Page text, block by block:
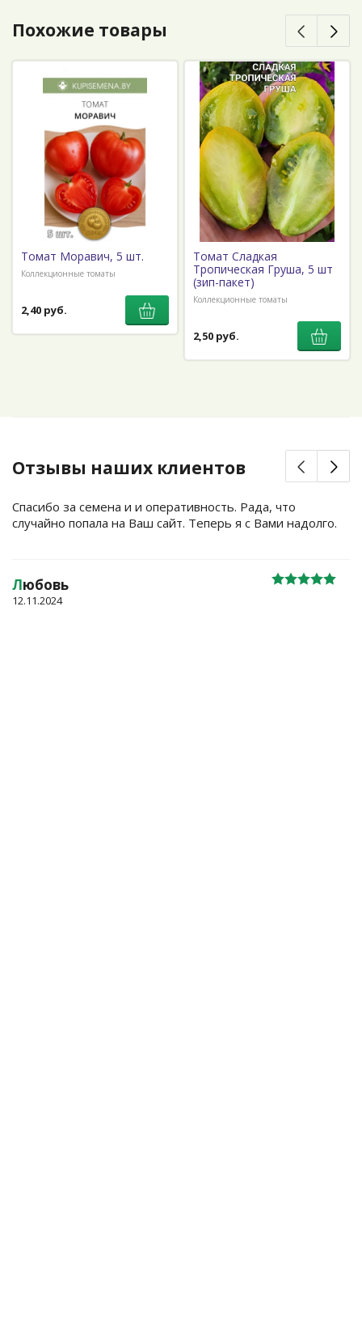
Похожие товары
Томат Моравич, 5 шт.
Коллекционные томаты
2,40 руб.
Томат Сладкая
Тропическая Груша, 5 шт
(зип-пакет)
Коллекционные томаты
2,50 руб.
Отзывы наших клиентов
Спасибо за семена и и оперативность. Рада, что
случайно попала на Ваш сайт. Теперь я с Вами надолго.
Любовь
12.11.2024